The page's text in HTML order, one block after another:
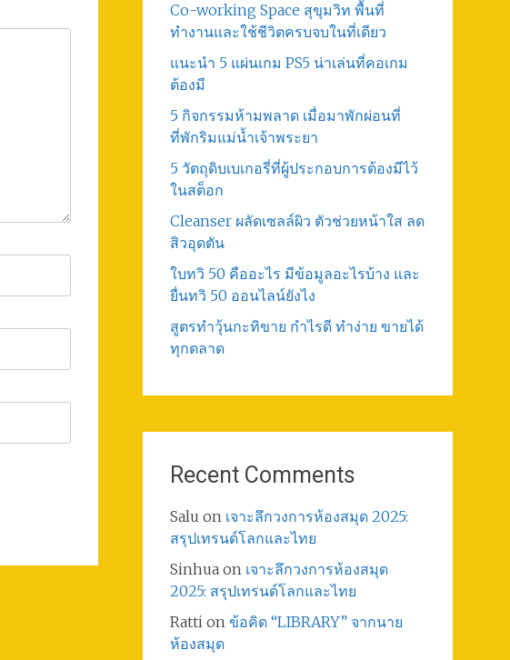
Co-working Space สุขุมวิท พื้นที่
ทำงานและใช้ชีวิตครบจบในที่เดียว
แนะนำ 5 แผ่นเกม PS5 น่าเล่นที่คอเกม
ต้องมี
5 กิจกรรมห้ามพลาด เมื่อมาพักผ่อนที่
ที่พักริมแม่น้ำเจ้าพระยา
5 วัตถุดิบเบเกอรี่ที่ผู้ประกอบการต้องมีไว้
ในสต็อก
Cleanser ผลัดเซลล์ผิว ตัวช่วยหน้าใส ลด
สิวอุดตัน
ใบทวิ 50 คืออะไร มีข้อมูลอะไรบ้าง และ
ยื่นทวิ 50 ออนไลน์ยังไง
สูตรทําวุ้นกะทิขาย กำไรดี ทำง่าย ขายได้
ทุกตลาด
Recent Comments
Salu on เจาะลึกวงการห้องสมุด 2025:
สรุปเทรนด์โลกและไทย
Sinhuaon เจาะลึกวงการห้องสมุด
2025: สรุปเทรนด์โลกและไทย
Rattion ข้อคิด “LIBRARY” จากนาย
ห้องสมุด